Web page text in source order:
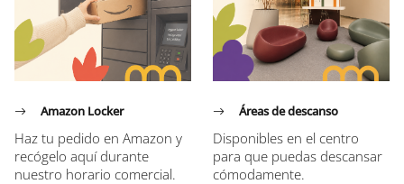
Amazon Locker
Haz tu pedido en Amazon y
recógelo aquí durante
nuestro horario comercial.
Áreas de descanso
Disponibles en el centro
para que puedas descansar
cómodamente.